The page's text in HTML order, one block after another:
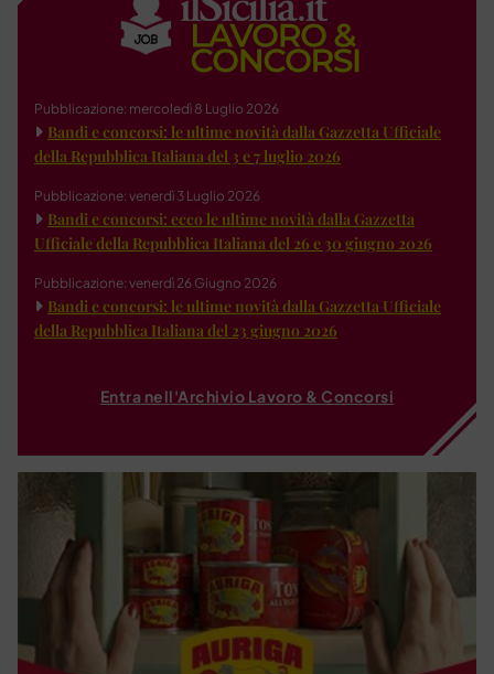
Pubblicazione: mercoledì 8 Luglio 2026
Bandi e concorsi: le ultime novità dalla Gazzetta Ufficiale
della Repubblica Italiana del 3 e 7 luglio 2026
Pubblicazione: venerdì 3 Luglio 2026
Bandi e concorsi: ecco le ultime novità dalla Gazzetta
Ufficiale della Repubblica Italiana del 26 e 30 giugno 2026
Pubblicazione: venerdì 26 Giugno 2026
Bandi e concorsi: le ultime novità dalla Gazzetta Ufficiale
della Repubblica Italiana del 23 giugno 2026
Entra nell'Archivio Lavoro & Concorsi